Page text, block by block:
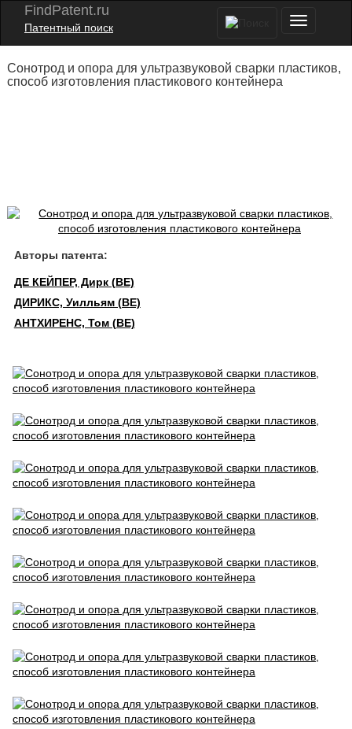
FindPatent.ru
Патентный поиск
Сонотрод и опора для ультразвуковой сварки пластиков,
способ изготовления пластикового контейнера
Авторы патента:
ДЕ КЕЙПЕР, Дирк (BE)
ДИРИКС, Уилльям (BE)
АНТХИРЕНС, Том (BE)